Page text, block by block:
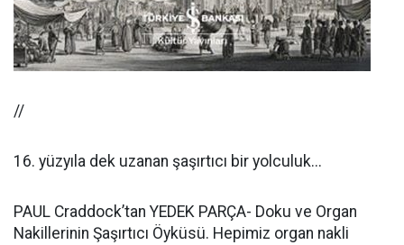
//
16. yüzyıla dek uzanan şaşırtıcı bir yolculuk...
PAUL Craddock’tan YEDEK PARÇA- Doku ve Organ
Nakillerinin Şaşırtıcı Öyküsü. Hepimiz organ nakli